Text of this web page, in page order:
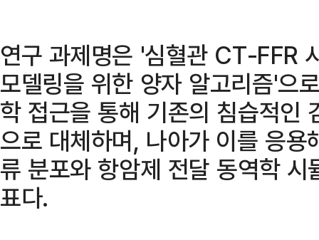
연구 과제명은 '심혈관 CT-FFR
모델링을 위한 양자 알고리즘'으
학 접근을 통해 기존의 침습적인
으로 대체하며, 나아가 이를 응
류 분포와 항암제 전달 동역학
표다.